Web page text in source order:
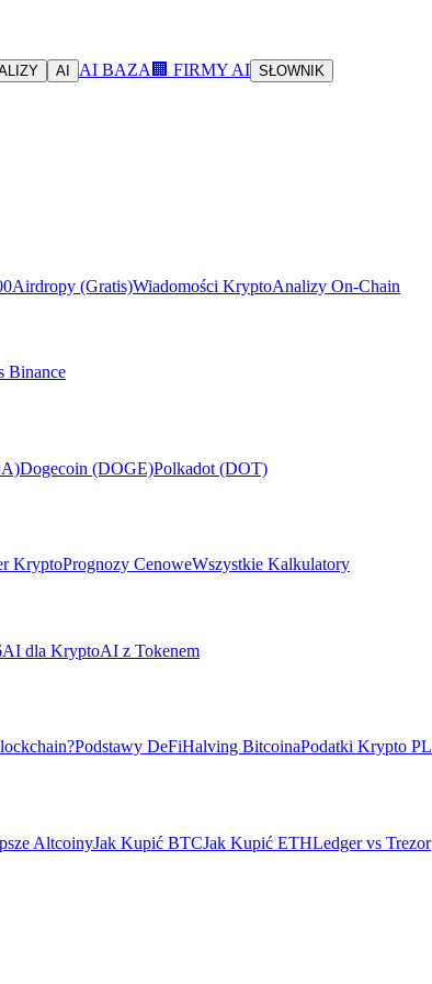
AI AI BAZA 🏢 FIRMY AI SŁOWNIK
Airdropy (Gratis)Wiadomości KryptoAnalizy On-Chain
Binance
Dogecoin (DOGE)Polkadot (DOT)
KryptoPrognozy CenoweWszystkie Kalkulatory
AI dla KryptoAI z Tokenem
Podstawy DeFiHalving BitcoinaPodatki Krypto PL
AltcoinyJak Kupić BTCJak Kupić ETHLedger vs Trezor